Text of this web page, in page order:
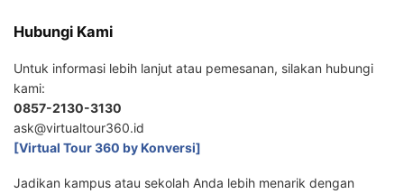
Hubungi Kami
Untuk informasi lebih lanjut atau pemesanan, silakan hubungi
kami:
0857-2130-3130
ask@virtualtour360.id
[Virtual Tour 360 by Konversi]
Jadikan kampus atau sekolah Anda lebih menarik dengan